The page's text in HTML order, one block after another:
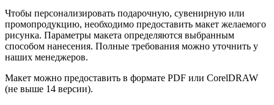
Чтобы персонализировать подарочную, сувенирную или
промопродукцию, необходимо предоставить макет желаемого
рисунка. Параметры макета определяются выбранным
способом нанесения. Полные требования можно уточнить у
наших менеджеров.
Макет можно предоставить в формате PDF или CorelDRAW
(не выше 14 версии).